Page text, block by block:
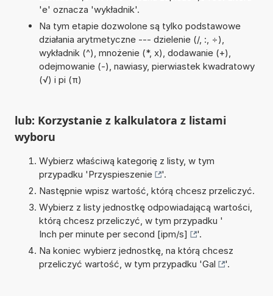
'e' oznacza 'wykładnik'.
Na tym etapie dozwolone są tylko podstawowe
działania arytmetyczne --- dzielenie (/, :, ÷),
wykładnik (^), mnożenie (*, x), dodawanie (+),
odejmowanie (-), nawiasy, pierwiastek kwadratowy
(√) i pi (π)
lub: Korzystanie z kalkulatora z listami
wyboru
Wybierz właściwą kategorię z listy, w tym
przypadku 'Przyspieszenie
'.
Następnie wpisz wartość, którą chcesz przeliczyć.
Wybierz z listy jednostkę odpowiadającą wartości,
którą chcesz przeliczyć, w tym przypadku '
Inch per minute per second [ipm/s]
'.
Na koniec wybierz jednostkę, na którą chcesz
przeliczyć wartość, w tym przypadku 'Gal '.